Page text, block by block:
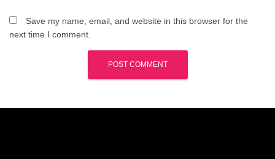
Save my name, email, and website in this browser for the
next time I comment.